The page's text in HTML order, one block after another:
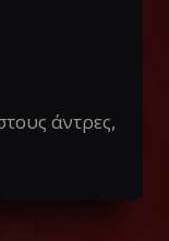
άντρες,